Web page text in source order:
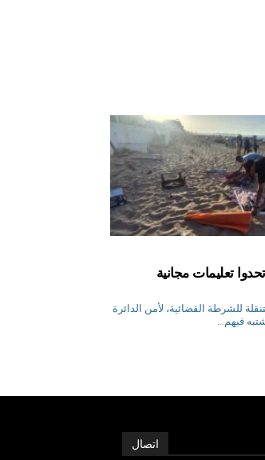
تحدوا تعليمات مجانية
المتنقلة للشرطة القضائية، لأمن الدائرة
اتصال